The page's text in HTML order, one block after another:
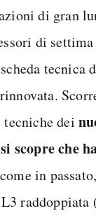
di gran
di
tecnica
dei
scopre che
in
raddoppiata